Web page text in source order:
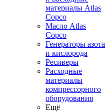
материалы Atlas
Copco
Масло Atlas
Copco
Генераторы азота
и кислорода
Ресиверы
Расходные
материалы
компрессорного
оборудования
Ещё